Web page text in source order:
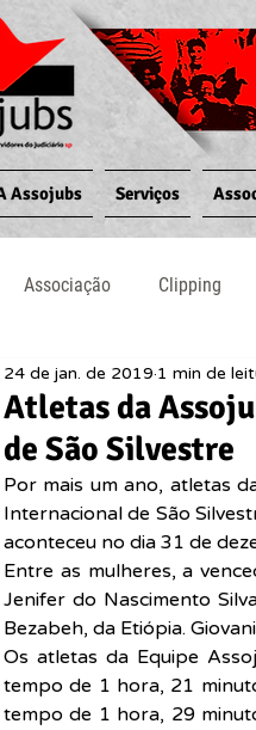
Assojubs Serviços
Associação Clipping
Processo Judiciário
Atletas da
de São Silvestre
24 de jan. de 2019 1 min de
Por mais um ano, atletas
Internacional de São
aconteceu no dia 31 de
Entre as mulheres, a
Jenifer do Nascimento
Bezabeh, da Etiópia.
Os atletas da Equipe
tempo de 1 hora, 21
tempo de 1 hora, 29